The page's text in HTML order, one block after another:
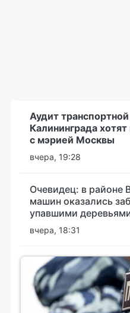
Аудит
Калининграда
с мэрией Москвы
вчера, 19:28
Очевидец: в районе
машин оказались
упавшими
вчера, 18:31